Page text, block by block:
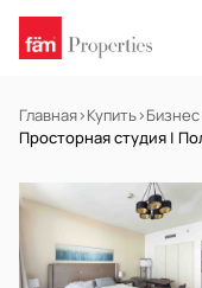
Главная›Купить›
Просторная студия |
В АРЕНДУ Готов к